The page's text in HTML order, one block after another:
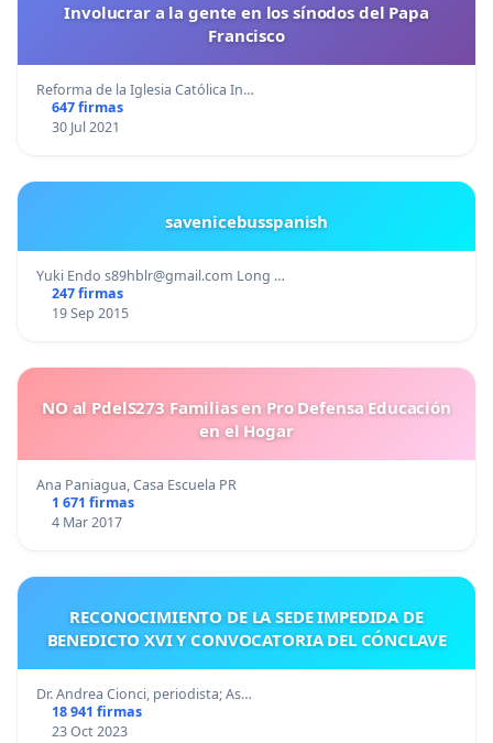
Involucrar a la gente en los sínodos del Papa
Francisco
Reforma de la Iglesia Católica In…
647 firmas
30 Jul 2021
savenicebusspanish
Yuki Endo s89hblr@gmail.com Long …
247 firmas
19 Sep 2015
NO al PdelS273 Familias en Pro Defensa Educación
en el Hogar
Ana Paniagua, Casa Escuela PR
1 671 firmas
4 Mar 2017
RECONOCIMIENTO DE LA SEDE IMPEDIDA DE
BENEDICTO XVI Y CONVOCATORIA DEL CÓNCLAVE
Dr. Andrea Cionci, periodista; As…
18 941 firmas
23 Oct 2023